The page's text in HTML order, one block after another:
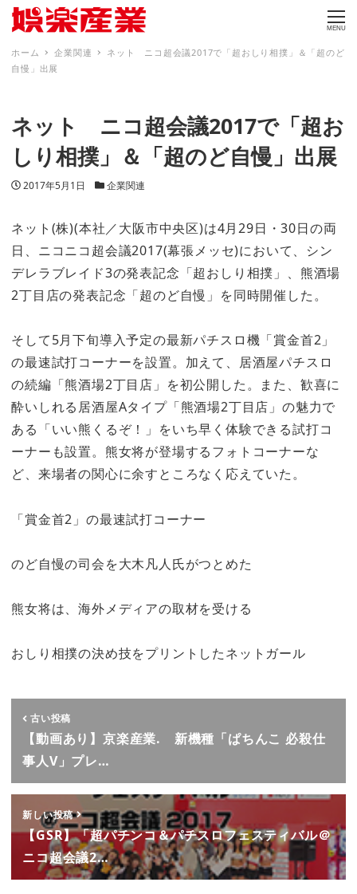
MENU
ホーム 企業関連
ネット ニコ超会議2017で「超おしり相撲」＆「超のど
自慢」出展
ネット ニコ超会議2017で「超お
しり相撲」＆「超のど自慢」出展
投稿日
2017年5月1日 カテゴリー
企業関連
ネット(株)(本社／大阪市中央区)は4月29日・30日の両
日、ニコニコ超会議2017(幕張メッセ)において、シン
デレラブレイド3の発表記念「超おしり相撲」、熊酒場
2丁目店の発表記念「超のど自慢」を同時開催した。
そして5月下旬導入予定の最新パチスロ機「賞金首2」
の最速試打コーナーを設置。加えて、居酒屋パチスロ
の続編「熊酒場2丁目店」を初公開した。また、歓喜に
酔いしれる居酒屋Aタイプ「熊酒場2丁目店」の魅力で
ある「いい熊くるぞ！」をいち早く体験できる試打コ
ーナーも設置。熊女将が登場するフォトコーナーな
ど、来場者の関心に余すところなく応えていた。
「賞金首2」の最速試打コーナー
のど自慢の司会を大木凡人氏がつとめた
熊女将は、海外メディアの取材を受ける
おしり相撲の決め技をプリントしたネットガール
古い投稿
【動画あり】京楽産業. 新機種「ぱちんこ 必殺仕
事人V」プレ…
新しい投稿
【GSR】「超パチンコ＆パチスロフェスティバル＠
ニコ超会議2…